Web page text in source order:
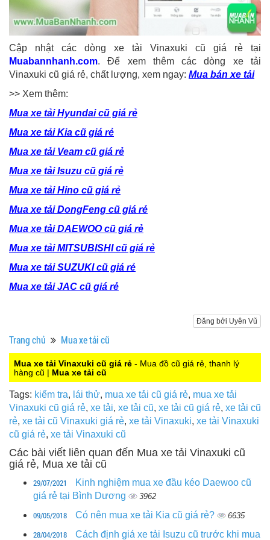
Cập nhật các dòng xe tải Vinaxuki cũ giá rẻ tại
Muabannhanh.com. Để xem thêm các dòng xe tải
Vinaxuki cũ giá rẻ, chất lượng, xem ngay: Mua bán xe tải
>> Xem thêm:
Mua xe tải Hyundai cũ giá rẻ
Mua xe tải Kia cũ giá rẻ
Mua xe tải Veam cũ giá rẻ
Mua xe tải Isuzu cũ giá rẻ
Mua xe tải Hino cũ giá rẻ
Mua xe tải DongFeng cũ giá rẻ
Mua xe tải DAEWOO cũ giá rẻ
Mua xe tải MITSUBISHI cũ giá rẻ
Mua xe tải SUZUKI cũ giá rẻ
Mua xe tải JAC cũ giá rẻ
Đăng bởi Uyên Vũ
Trang chủ Mua xe tải cũ
Mua xe tải Vinaxuki cũ giá rẻ - Mua đồ cũ giá rẻ, thanh lý
hàng cũ | Mua xe tải cũ
Tags: kiểm tra, lái thử, mua xe tải cũ giá rẻ, mua xe tải
Vinaxuki cũ giá rẻ, xe tải, xe tải cũ, xe tải cũ giá rẻ, xe tải cũ
rẻ, xe tải cũ Vinaxuki giá rẻ, xe tải Vinaxuki, xe tải Vinaxuki
cũ giá rẻ, xe tải Vinaxuki cũ
Các bài viết liên quan đến Mua xe tải Vinaxuki cũ
giá rẻ, Mua xe tải cũ
29/07/2021
Kinh nghiệm mua xe đầu kéo Daewoo cũ
giá rẻ tại Bình Dương
3962
09/05/2018 Có nên mua xe tải Kia cũ giá rẻ? 6635
28/04/2018 Cách định giá xe tải Isuzu cũ trước khi mua